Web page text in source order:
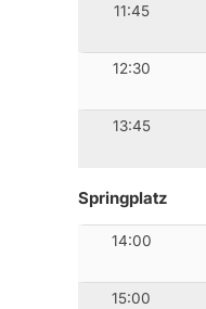
11:45
12:30
13:45
Springplatz
14:00
15:00